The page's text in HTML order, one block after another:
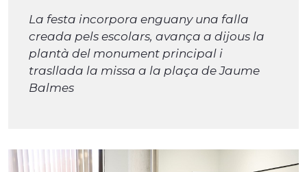
La festa incorpora enguany una falla
creada pels escolars, avança a dijous la
plantà del monument principal i
trasllada la missa a la plaça de Jaume
Balmes